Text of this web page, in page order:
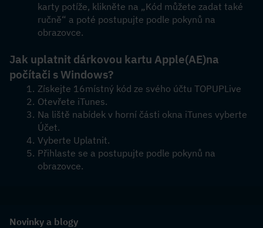
karty potíže, klikněte na „Kód můžete zadat také
ručně“ a poté postupujte podle pokynů na
obrazovce.
Jak uplatnit dárkovou kartu Apple(AE)na
počítači s Windows?
Získejte 16místný kód ze svého účtu TOPUPLive
Otevřete iTunes.
Na liště nabídek v horní části okna iTunes vyberte
Účet.
Vyberte Uplatnit.
Přihlaste se a postupujte podle pokynů na
obrazovce.
Novinky a blogy